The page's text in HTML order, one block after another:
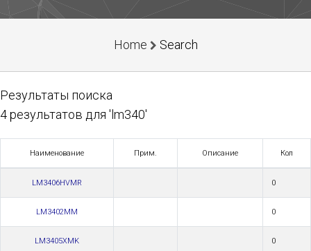
Home Search
Результаты поиска
4 результатов для 'lm340'
Наименование Прим. Описание Кол
LM3406HVMR 0
LM3402MM 0
LM3405XMK 0